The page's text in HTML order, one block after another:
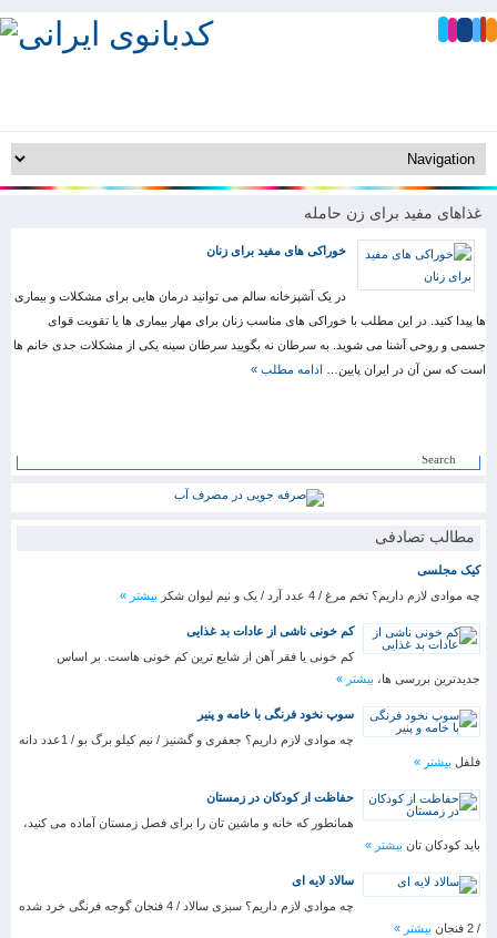
غذاهای مفید برای زن حامله
خوراکی های مفید برای زنان
در یک آشپزخانه سالم می توانید درمان هایی برای مشکلات و بیماری
ها پیدا کنید. در این مطلب با خوراکی های مناسب زنان برای مهار بیماری ها یا تقویت قوای
جسمی و روحی آشنا می شوید. به سرطان نه بگویید سرطان سینه یکی از مشکلات جدی خانم ها
است که سن آن در ایران پایین… ادامه مطلب »
مطالب تصادفی
کیک مجلسی
چه موادی لازم داریم؟ تخم مرغ / 4 عدد آرد / یک و نیم لیوان شکر
بیشتر »
کم خونی ناشی از عادات بد غذایی
کم خونی یا فقر آهن از شایع ترین کم خونی هاست. بر اساس
جدیدترین بررسی ها، بیشتر »
سوپ نخود فرنگی با خامه و پنیر
چه موادی لازم داریم؟ جعفری و گشنیز / نیم کیلو برگ بو / 1عدد دانه
فلفل بیشتر »
حفاظت از کودکان در زمستان
همانطور که خانه و ماشین تان را برای فصل زمستان آماده می کنید،
باید کودکان تان بیشتر »
سالاد لایه ای
چه موادی لازم داریم؟ سبزی سالاد / 4 فنجان گوجه فرنگی خرد شده
/ 2 فنجان
بیشتر »